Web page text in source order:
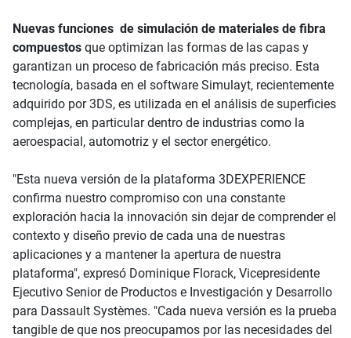
Nuevas funciones de simulación de materiales de fibra
compuestos que optimizan las formas de las capas y
garantizan un proceso de fabricación más preciso. Esta
tecnología, basada en el software Simulayt, recientemente
adquirido por 3DS, es utilizada en el análisis de superficies
complejas, en particular dentro de industrias como la
aeroespacial, automotriz y el sector energético.
"Esta nueva versión de la plataforma 3DEXPERIENCE
confirma nuestro compromiso con una constante
exploración hacia la innovación sin dejar de comprender el
contexto y diseño previo de cada una de nuestras
aplicaciones y a mantener la apertura de nuestra
plataforma", expresó Dominique Florack, Vicepresidente
Ejecutivo Senior de Productos e Investigación y Desarrollo
para Dassault Systèmes. "Cada nueva versión es la prueba
tangible de que nos preocupamos por las necesidades del